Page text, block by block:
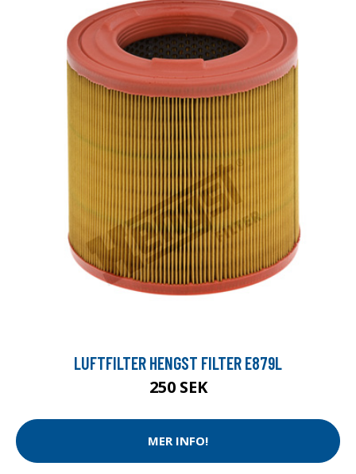
LUFTFILTER HENGST FILTER E879L
250 SEK
MER INFO!